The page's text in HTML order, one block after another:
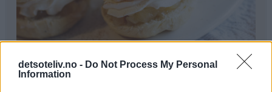
detsoteliv.no - Do Not Process My Personal
Information
Ingredienser